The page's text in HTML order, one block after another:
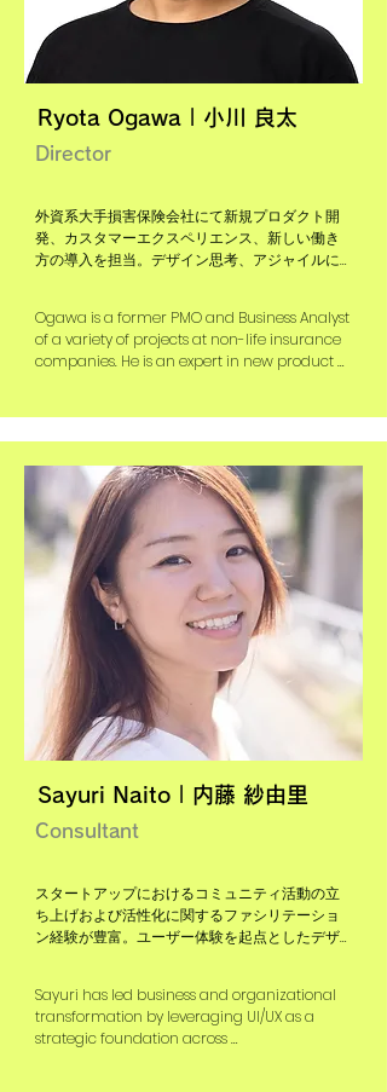
Ryota Ogawa | 小川 良太
Director
外資系大手損害保険会社にて新規プロダクト開
発、カスタマーエクスペリエンス、新しい働き
方の導入を担当。デザイン思考、アジャイルに
社内外を対象としたデザイン思考研修、カスタ
マーデプスインタビュー研修の企画・実施も行
過去には国内損害保険会社での自動車保険示談
交渉担当やシステム導入プロジェクト、会社合
併プロジェクトでのPMO、ビジネスアナリスト
を経験。
Ogawa is a former PMO and Business Analyst
of a variety of projects at non-life insurance
companies. He is an expert in new product
and conducts workshops and training for
internal and external participants.
Sayuri Naito | 内藤 紗由里
Consultant
スタートアップにおけるコミュニティ活動の立
ち上げおよび活性化に関するファシリテーショ
ン経験が豊富。ユーザー体験を起点としたデザ
外資系大手通信会社にて、人材・組織開発およ
びプロジェクトマネジメントに従事。その後、
Sayuri has led business and organizational
transformation by leveraging UI/UX as a
strategic foundation across